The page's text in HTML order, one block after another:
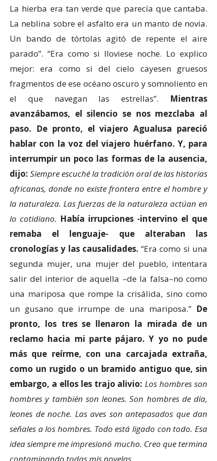
La hierba era tan verde que parecía que cantaba.
La neblina sobre el asfalto era un manto de novia.
Un bando de tórtolas agitó de repente el aire
parado”. “Era como si lloviese noche. Lo explico
mejor: era como si del cielo cayesen gruesos
fragmentos de ese océano oscuro y somnoliento en
el que navegan las estrellas”. Mientras
avanzábamos, el silencio se nos mezclaba al
paso. De pronto, el viajero Agualusa pareció
hablar con la voz del viajero huérfano. Y, para
interrumpir un poco las formas de la ausencia,
dijo: Siempre escuché la tradición oral de las historias
africanas, donde no existe frontera entre el hombre y
la naturaleza. Las fuerzas de la naturaleza actúan en
lo cotidiano. Había irrupciones -intervino el que
remaba el lenguaje- que alteraban las
cronologías y las causalidades.“Era como si una
segunda mujer, una mujer del pueblo, intentara
salir del interior de aquella –de la falsa–no como
una mariposa que rompe la crisálida, sino como
un gusano que irrumpe de una mariposa.” De
pronto, los tres se llenaron la mirada de un
reclamo hacia mi parte pájaro. Y yo no pude
más que reírme, con una carcajada extraña,
como un rugido o un bramido antiguo que, sin
embargo, a ellos les trajo alivio:Los hombres son
hombres y también son leones. Son hombres de día,
leones de noche. Las aves son antepasados que dan
señales a los hombres. Todo está ligado con todo. Esa
idea siempre me impresionó mucho. Creo que termina